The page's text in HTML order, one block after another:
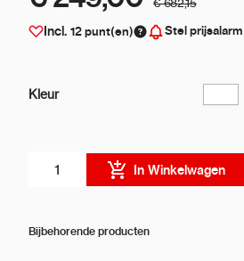
Incl. 12punt(en) Stel prijsalarm
Kleur
In Winkelwagen
Bijbehorende producten